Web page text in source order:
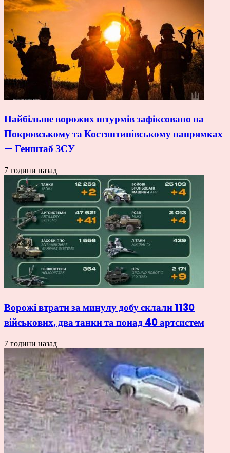
Найбільше ворожих штурмів зафіксовано на
Покровському та Костянтинівському напрямках
— Генштаб ЗСУ
7 години назад
Ворожі втрати за минулу добу склали 1130
військових, два танки та понад 40 артсистем
7 години назад